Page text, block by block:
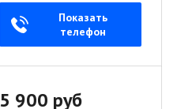
Показать
телефон
5 900 руб